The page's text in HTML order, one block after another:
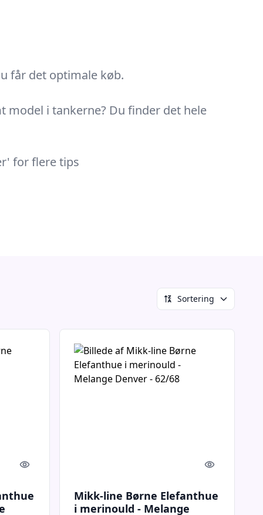
får det optimale køb.
model i tankerne? Du finder det hele
for flere tips
Sortering
Quick look Quick look
Mikk-line Børne Elefanthue
i merinould - Melange